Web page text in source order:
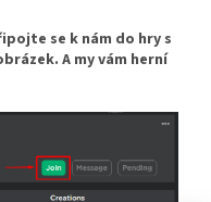
se k nám do hry s
A my vám herní